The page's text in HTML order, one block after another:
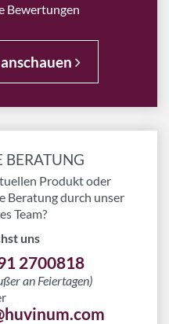
Bewertungen
BERATUNG
Produkt oder
Beratung durch unser
Team?
uns
2700818
an Feiertagen)